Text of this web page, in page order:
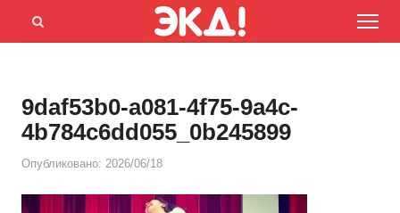
Menu
Открыть
9daf53b0-a081-4f75-9a4c-
4b784c6dd055_0b245899
Опубликовано: 2026/06/18